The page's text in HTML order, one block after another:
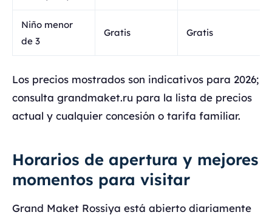
Niño menor
de 3
Gratis Gratis
Los precios mostrados son indicativos para 2026;
consulta grandmaket.ru para la lista de precios
actual y cualquier concesión o tarifa familiar.
Horarios de apertura y mejores
momentos para visitar
Grand Maket Rossiya está abierto diariamente